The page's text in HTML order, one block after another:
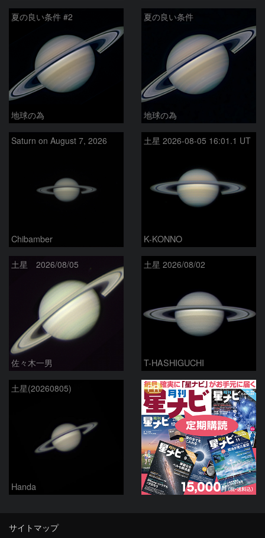
夏の良い条件 #2
地球の為
夏の良い条件
地球の為
Saturn on August 7, 2026
Chibamber
土星 2026-08-05 16:01.1 UT
K-KONNO
土星 2026/08/05
佐々木一男
土星 2026/08/02
T-HASHIGUCHI
土星(20260805)
Handa
PR
サイトマップ